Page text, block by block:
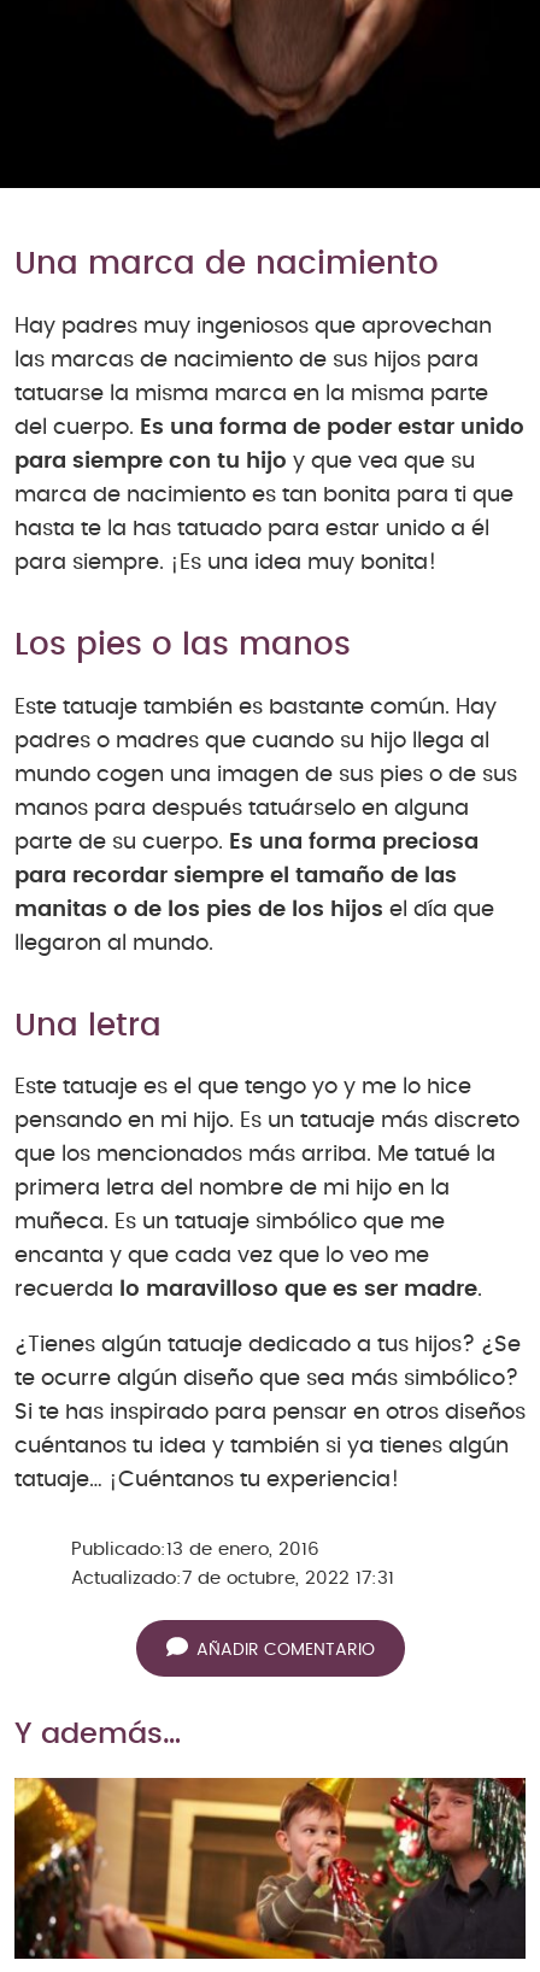
Una marca de nacimiento
Hay padres muy ingeniosos que aprovechan
las marcas de nacimiento de sus hijos para
tatuarse la misma marca en la misma parte
del cuerpo. Es una forma de poder estar unido
para siempre con tu hijo y que vea que su
marca de nacimiento es tan bonita para ti que
hasta te la has tatuado para estar unido a él
para siempre. ¡Es una idea muy bonita!
Los pies o las manos
Este tatuaje también es bastante común. Hay
padres o madres que cuando su hijo llega al
mundo cogen una imagen de sus pies o de sus
manos para después tatuárselo en alguna
parte de su cuerpo. Es una forma preciosa
para recordar siempre el tamaño de las
manitas o de los pies de los hijos el día que
llegaron al mundo.
Una letra
Este tatuaje es el que tengo yo y me lo hice
pensando en mi hijo. Es un tatuaje más discreto
que los mencionados más arriba. Me tatué la
primera letra del nombre de mi hijo en la
muñeca. Es un tatuaje simbólico que me
encanta y que cada vez que lo veo me
recuerda lo maravilloso que es ser madre.
¿Tienes algún tatuaje dedicado a tus hijos? ¿Se
te ocurre algún diseño que sea más simbólico?
Si te has inspirado para pensar en otros diseños
cuéntanos tu idea y también si ya tienes algún
tatuaje… ¡Cuéntanos tu experiencia!
Publicado:13 de enero, 2016
Actualizado: 7 de octubre, 2022 17:31
AÑADIR COMENTARIO
Y además…